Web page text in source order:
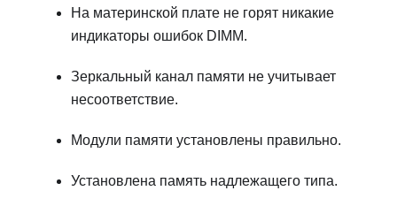
На материнской плате не горят никакие
индикаторы ошибок DIMM.
Зеркальный канал памяти не учитывает
несоответствие.
Модули памяти установлены правильно.
Установлена память надлежащего типа.